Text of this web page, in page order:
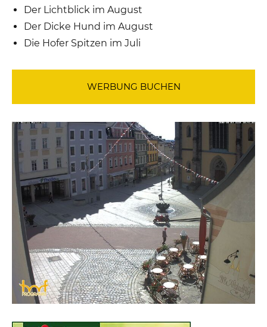
Der Lichtblick im August
Der Dicke Hund im August
Die Hofer Spitzen im Juli
WERBUNG BUCHEN